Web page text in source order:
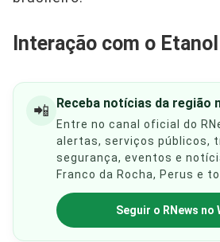
Interação com o Etanol
📲 Receba notícias da região
Entre no canal oficial do
alertas, serviços públicos,
segurança, eventos e
Franco da Rocha, Perus e
Seguir o RNews no